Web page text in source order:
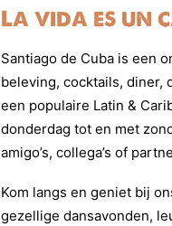
La vida es un
Santiago de Cuba is een
beleving, cocktails, diner,
een populaire Latin &
donderdag tot en met
amigo’s, collega’s of
Kom langs en geniet bij
gezellige dansavonden,